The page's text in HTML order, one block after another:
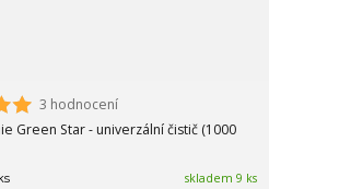
3 hodnocení
Green Star - univerzální čistič (1000
skladem 9 ks